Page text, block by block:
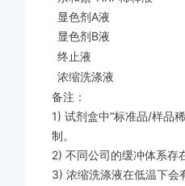
显色剂A液
显色剂B液
终止液
浓缩洗涤液
备注：
1) 试剂盒中“标准品/样品
制。
2) 不同公司的缓冲体系存
3) 浓缩洗涤液在低温下会